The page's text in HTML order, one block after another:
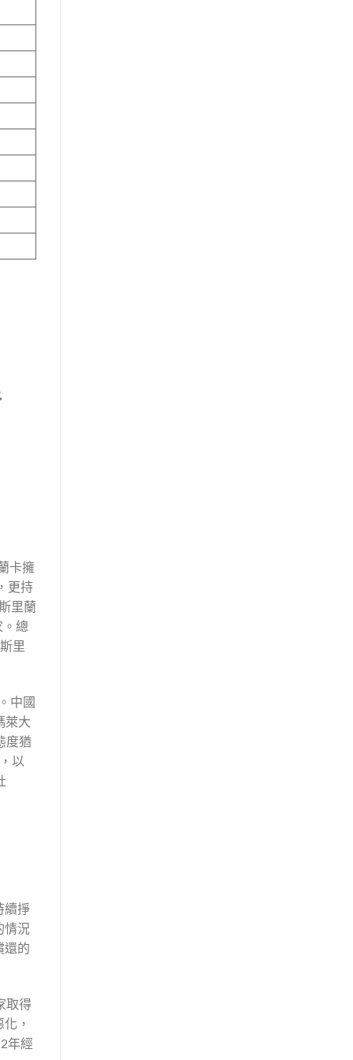
卡擁
更持
里蘭
總
里
中國
萊大
度猶
以
續掙
情況
還的
取得
，
年經